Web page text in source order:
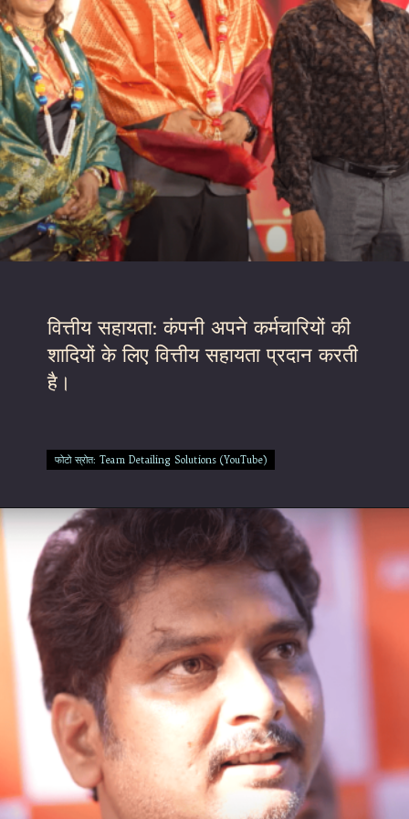
वित्तीय सहायता: कंपनी अपने कर्मचारियों की
शादियों के लिए वित्तीय सहायता प्रदान करती
है।
फोटो स्रोत: Team Detailing Solutions (YouTube)
फोटो स्रोत: Team Detailing Solutions (YouTube)